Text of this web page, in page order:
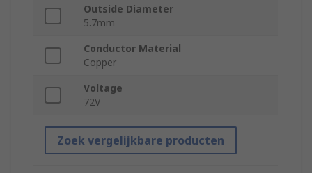
Outside Diameter
5.7mm
Conductor Material
Copper
Voltage
72V
Zoek vergelijkbare producten